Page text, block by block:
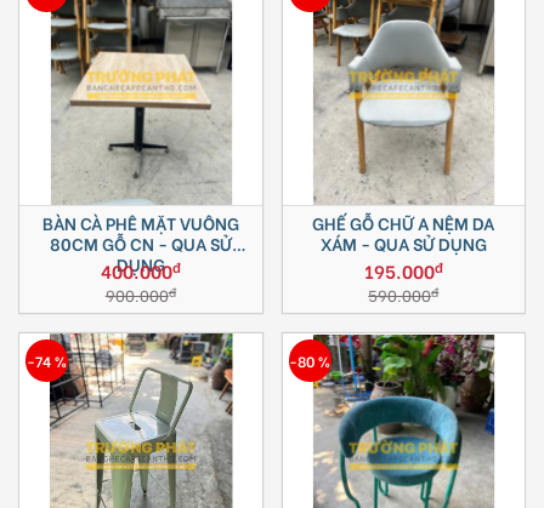
BÀN CÀ PHÊ MẶT VUÔNG
80CM GỖ CN - QUA SỬ
DỤNG
400.000đ
900.000đ
GHẾ GỖ CHỮ A NỆM DA
XÁM - QUA SỬ DỤNG
195.000đ
590.000đ
-74 % -80 %